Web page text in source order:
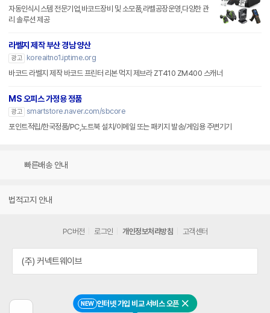
NEW 인터넷 가입 비교 서비스 오픈 닫기
자동인식시스템 전문기업,바코드장비 및 소모품,라벨공장운영,다양한 관
리 솔루션 제공
라벨지 제작 부산 경남 양산
광고
koreaitno1.iptime.org
바코드 라벨지 제작 바코드 프린터 리본 먹지 제브라 ZT410 ZM400 스캐너
MS 오피스 가정용 정품
광고 smartstore.naver.com/sbcore
포인트적립/한국정품/PC,노트북 설치/이메일 또는 패키지 발송/게임용 주변기기
빠른배송 안내
법적고지 안내
PC버전 로그인 개인정보처리방침 고객센터
(주) 커넥트웨이브